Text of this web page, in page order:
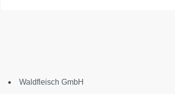
Waldfleisch GmbH